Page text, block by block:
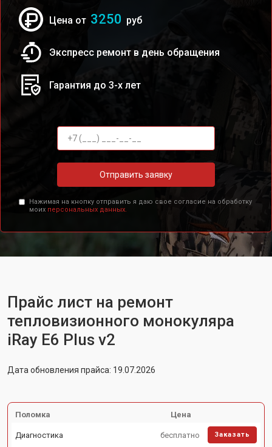
Цена от 3250 руб
Экспресс ремонт в день обращения
Гарантия до 3-х лет
Отправить заявку
Нажимая на кнопку отправить я даю свое согласие на обработку
моих персональных данных.
Прайс лист на ремонт
тепловизионного монокуляра
iRay E6 Plus v2
Дата обновления прайса: 19.07.2026
Поломка Цена
Диагностика бесплатно Заказать